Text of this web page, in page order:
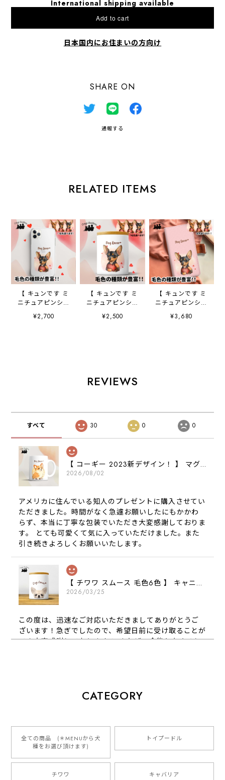
International shipping available
Add to cart
日本国内にお住まいの方向け
SHARE ON
通報する
RELATED ITEMS
【 キュンです ミ
ニチュアピンシャ
ー 】 スマホケー
ス クリアソフト
¥2,700
【 キュンです ミ
ニチュアピンシャ
ー 】 キャニスタ
ー 保存容器 お
¥2,500
【 キュンです ミ
ニチュアピンシャ
ー 】 手帳 スマホ
ケース 犬 うち
¥3,680
REVIEWS
すべて 30 0 0
【 コーギー 2023新デザイン！ 】 マグカップ お家用 プレゼント 犬 うちの子 犬グッズ ギフト
2026/08/02
アメリカに住んでいる知人のプレゼントに購入させてい
ただきました。時間がなく急遽お願いしたにもかかわ
らず、本当に丁寧な包装でいただき大変感謝しておりま
す。 とても可愛くて気に入っていただけました。また
引き続きよろしくお願いいたします。
【 チワワ スムース 毛色6色 】 キャニスター 保存容器 お家用 プレゼント 犬 ペット うちの子 犬グッズ
2026/03/25
この度は、迅速なご対応いただきましてありがとうご
ざいます！急ぎでしたので、希望日前に受け取ることが
でき大変感謝しております！ またぜひ今後ともよろし
2026/01/16
とっても可愛くて、わんちゃんの名前や電話番号も分か
りやすくて最高です！ ありがとうございました❁⃘*.ﾟ
ご縁がありましたら、またよろしくお願いいたします。
CATEGORY
全ての商品 (＊MENUから犬
種をお選び頂けます)
トイプードル
チワワ キャバリア